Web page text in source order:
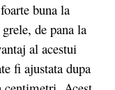
buna la
de pana la
al acestui
fi ajustata dupa